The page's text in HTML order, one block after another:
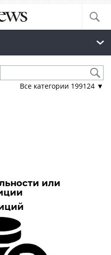
Все категории 199124 ▼
или